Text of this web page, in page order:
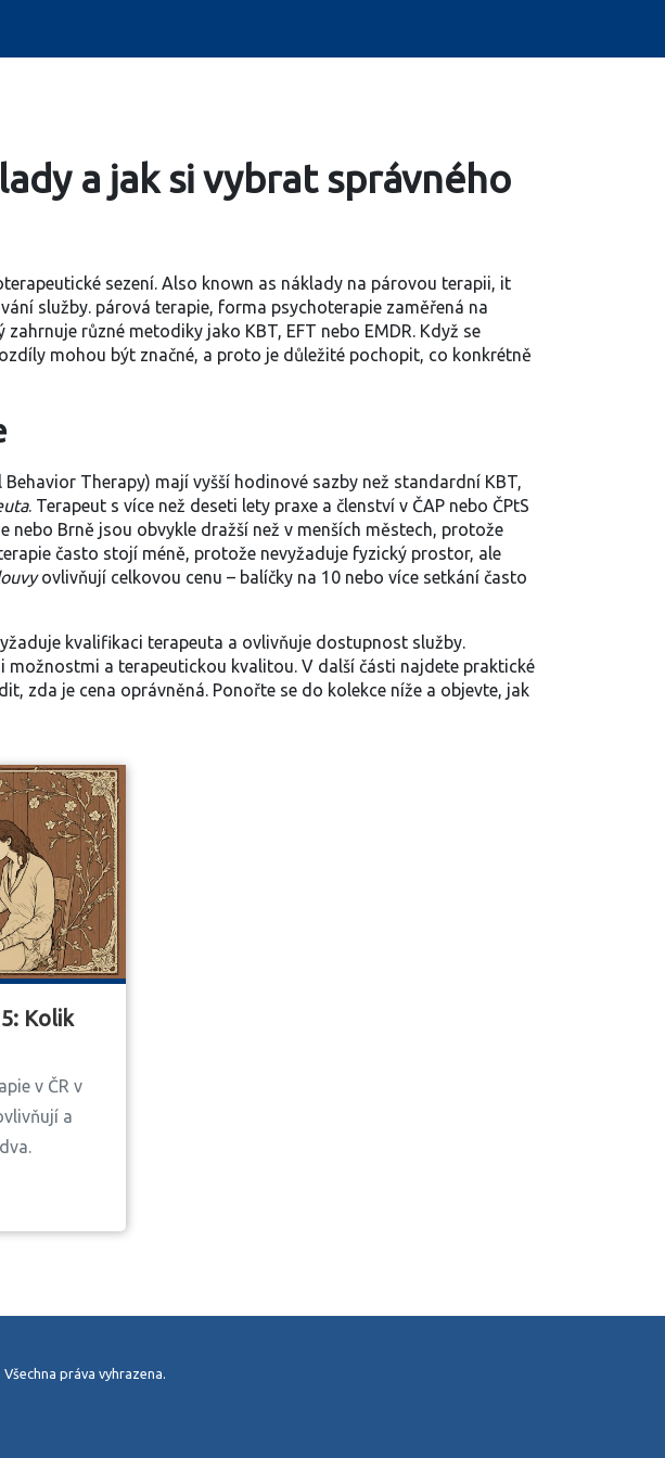
a jak si vybrat správného
sezení. Also known as náklady na párovou terapii, it
služby. párová terapie, forma psychoterapie zaměřená na
zahrnuje různé metodiky jako KBT, EFT nebo EMDR. Když se
mohou být značné, a proto je důležité pochopit, co konkrétně
Therapy) mají vyšší hodinové sazby než standardní KBT,
. Terapeut s více než deseti lety praxe a členství v ČAP nebo ČPtS
nebo Brně jsou obvykle dražší než v menších městech, protože
často stojí méně, protože nevyžaduje fyzický prostor, ale
ovlivňují celkovou cenu – balíčky na 10 nebo více setkání často
kvalifikaci terapeuta a ovlivňuje dostupnost služby.
a terapeutickou kvalitou. V další části najdete praktické
zda je cena oprávněná. Ponořte se do kolekce níže a objevte, jak
Kolik
v ČR v
a
práva vyhrazena.